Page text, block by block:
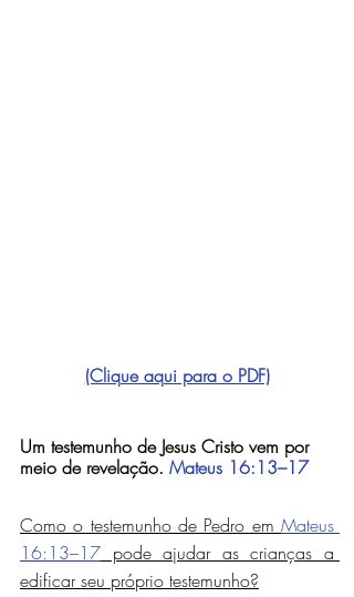
(Clique aqui para o PDF)
Um testemunho de Jesus Cristo vem por
meio de revelação. Mateus 16:13–17
Como o testemunho de Pedro em Mateus
16:13–17 pode ajudar as crianças a
edificar seu próprio testemunho?